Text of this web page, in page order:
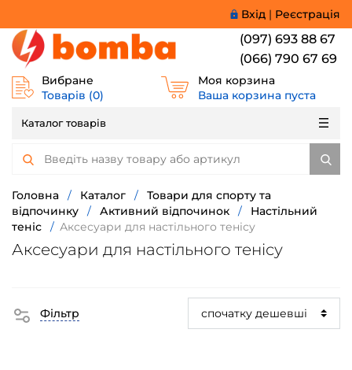
Вхід | Реєстрація
(097) 693 88 67
(066) 790 67 69
Вибране
Товарів (0)
Моя корзина
Ваша корзина пуста
Каталог товарів
Головна / Каталог /
Товари для спорту та
відпочинку
/ Активний відпочинок /
Настільний
теніс
/ Аксесуари для настільного тенісу
Аксесуари для настільного тенісу
Фільтр